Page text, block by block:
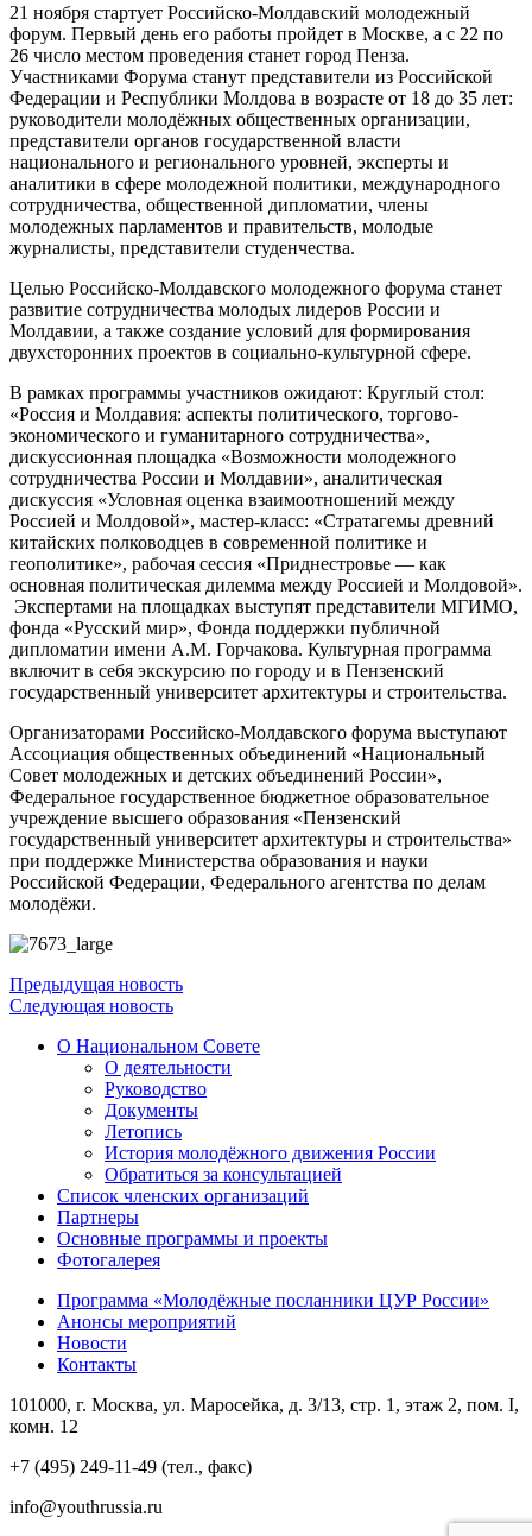
21 ноября стартует Российско-Молдавский молодежный
форум. Первый день его работы пройдет в Москве, а с 22 по
26 число местом проведения станет город Пенза.
Участниками Форума станут представители из Российской
Федерации и Республики Молдова в возрасте от 18 до 35 лет:
руководители молодёжных общественных организации,
представители органов государственной власти
национального и регионального уровней, эксперты и
аналитики в сфере молодежной политики, международного
сотрудничества, общественной дипломатии, члены
молодежных парламентов и правительств, молодые
журналисты, представители студенчества.
Целью Российско-Молдавского молодежного форума станет
развитие сотрудничества молодых лидеров России и
Молдавии, а также создание условий для формирования
двухсторонних проектов в социально-культурной сфере.
В рамках программы участников ожидают: Круглый стол:
«Россия и Молдавия: аспекты политического, торгово-
экономического и гуманитарного сотрудничества»,
дискуссионная площадка «Возможности молодежного
сотрудничества России и Молдавии», аналитическая
дискуссия «Условная оценка взаимоотношений между
Россией и Молдовой», мастер-класс: «Стратагемы древний
китайских полководцев в современной политике и
геополитике», рабочая сессия «Приднестровье — как
основная политическая дилемма между Россией и Молдовой».
Экспертами на площадках выступят представители МГИМО,
фонда «Русский мир», Фонда поддержки публичной
дипломатии имени А.М. Горчакова. Культурная программа
включит в себя экскурсию по городу и в Пензенский
государственный университет архитектуры и строительства.
Организаторами Российско-Молдавского форума выступают
Ассоциация общественных объединений «Национальный
Совет молодежных и детских объединений России»,
Федеральное государственное бюджетное образовательное
учреждение высшего образования «Пензенский
государственный университет архитектуры и строительства»
при поддержке Министерства образования и науки
Российской Федерации, Федерального агентства по делам
молодёжи.
Предыдущая новость
Следующая новость
О Национальном Совете
О деятельности
Руководство
Документы
Летопись
История молодёжного движения России
Обратиться за консультацией
Список членских организаций
Партнеры
Основные программы и проекты
Фотогалерея
Программа «Молодёжные посланники ЦУР России»
Анонсы мероприятий
Новости
Контакты
101000, г. Москва, ул. Маросейка, д. 3/13, стр. 1, этаж 2, пом. I,
комн. 12
+7 (495) 249-11-49 (тел., факс)
info@youthrussia.ru